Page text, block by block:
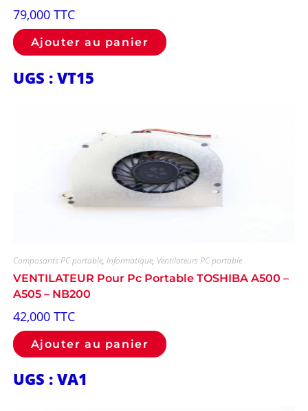
79,000 TTC
Ajouter au panier
UGS : VT15
Composants PC portable, Informatique, Ventilateurs PC portable
VENTILATEUR Pour Pc Portable TOSHIBA A500 –
A505 – NB200
42,000 TTC
Ajouter au panier
UGS : VA1